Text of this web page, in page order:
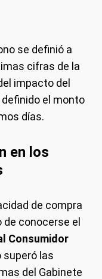
se definió a
cifras de la
impacto del
el monto
días.
en los
de compra
conocerse el
Consumidor
superó las
del Gabinete